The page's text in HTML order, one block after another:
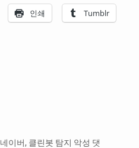
인쇄 Tumblr
네이버, 클린봇 탐지 악성 댓